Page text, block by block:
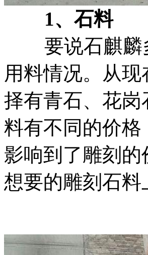
1、石料
要说石麒麟多
用料情况。从
择有青石、花
料有不同的价
影响到了雕刻
想要的雕刻石料